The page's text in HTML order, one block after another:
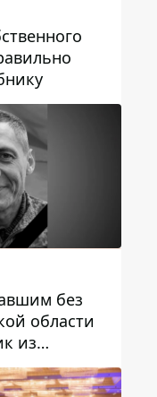
без
области
из